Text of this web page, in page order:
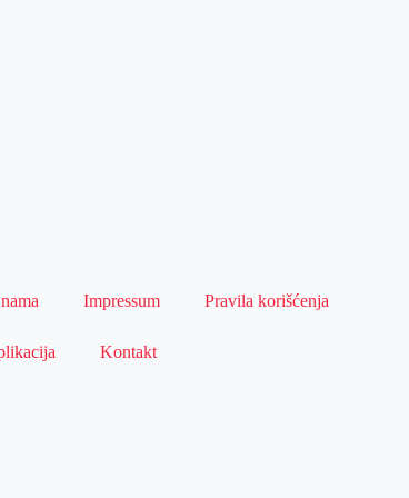
Impressum Pravila korišćenja
Kontakt